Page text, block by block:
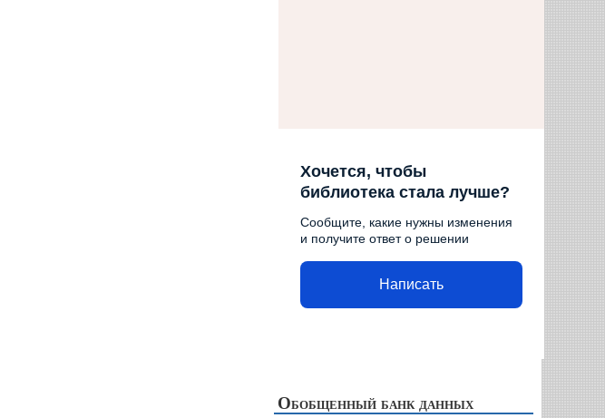
Хочется, чтобы
библиотека стала лучше?
Сообщите, какие нужны изменения
и получите ответ о решении
Написать
Обобщенный банк данных